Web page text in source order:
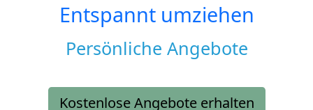
Entspannt umziehen
Persönliche Angebote
Kostenlose Angebote erhalten